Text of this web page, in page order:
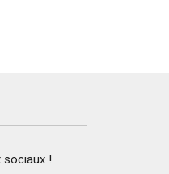
sociaux !